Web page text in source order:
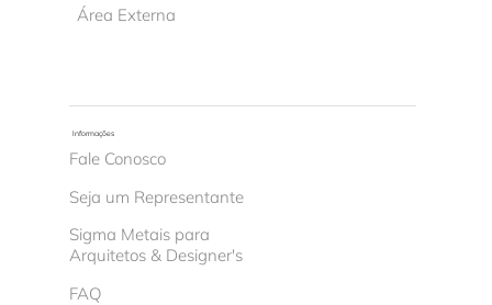
Área Externa
Informações
Fale Conosco
Seja um Representante
Sigma Metais para
Arquitetos & Designer's
FAQ